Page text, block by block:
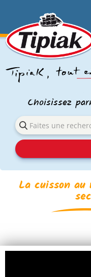
Choisissez
La cuisson